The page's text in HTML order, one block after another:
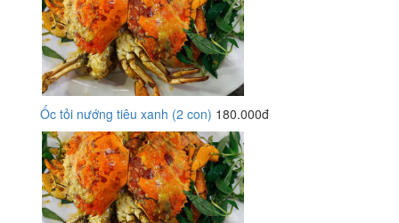
Ốc tỏi nướng tiêu xanh (2 con) 180.000đ